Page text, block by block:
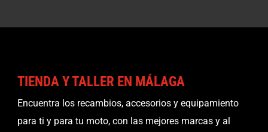
TIENDA Y TALLER EN MÁLAGA
Encuentra los recambios, accesorios y equipamiento
para ti y para tu moto, con las mejores marcas y al